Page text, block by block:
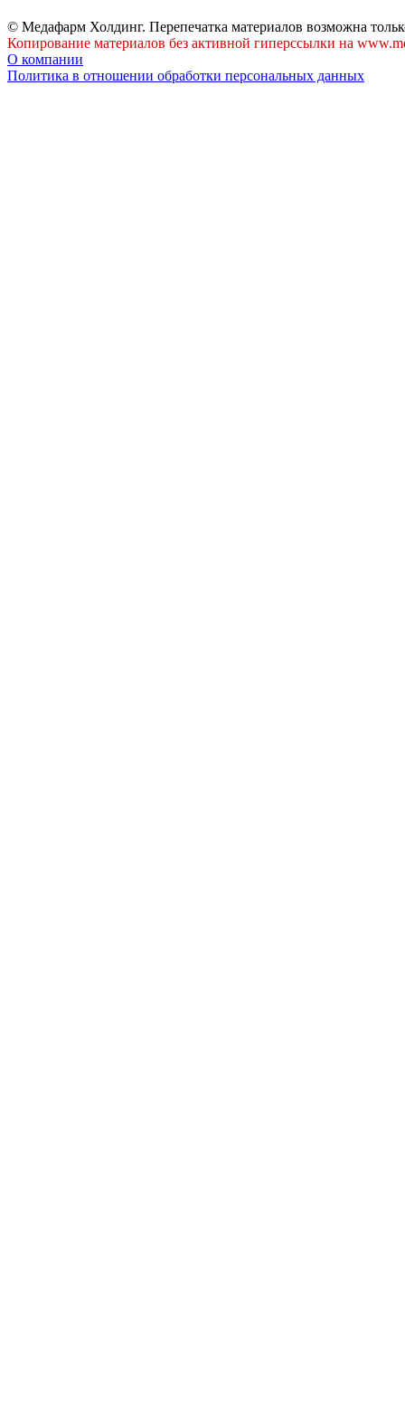
© Медафарм Холдинг. Перепечатка материалов возможна
Копирование материалов без активной гиперссылки на
О компании
Политика в отношении обработки персональных данных